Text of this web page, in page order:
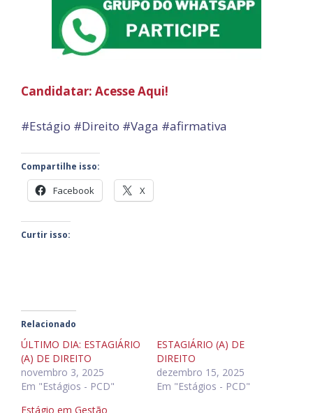
Candidatar: Acesse Aqui!
#Estágio #Direito #Vaga #afirmativa
Compartilhe isso:
Facebook X
Curtir isso:
Relacionado
ÚLTIMO DIA: ESTAGIÁRIO
(A) DE DIREITO
novembro 3, 2025
Em "Estágios - PCD"
ESTAGIÁRIO (A) DE
DIREITO
dezembro 15, 2025
Em "Estágios - PCD"
Estágio em Gestão